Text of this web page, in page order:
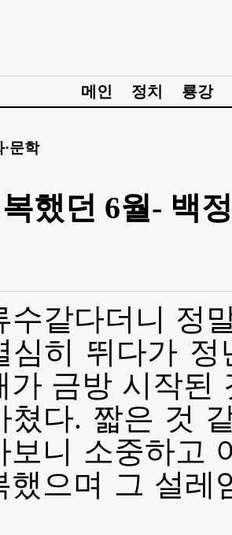
메인 정치 룡강
·문학
했던 6월- 백
수같다더니 정
심히 뛰다가
가 금방 시작된
쳤다. 짧은 것
보니 소중하고
했으며 그 설레